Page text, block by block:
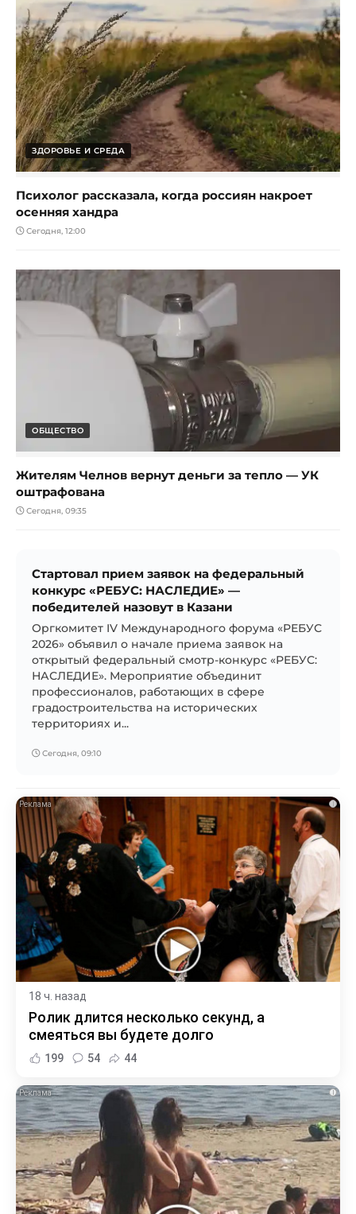
ЗДОРОВЬЕ И СРЕДА
Психолог рассказала, когда россиян накроет
осенняя хандра
Сегодня, 12:00
ОБЩЕСТВО
Жителям Челнов вернут деньги за тепло — УК
оштрафована
Сегодня, 09:35
Стартовал прием заявок на федеральный
конкурс «РЕБУС: НАСЛЕДИЕ» —
победителей назовут в Казани
Оргкомитет IV Международного форума «РЕБУС
2026» объявил о начале приема заявок на
открытый федеральный смотр-конкурс «РЕБУС:
НАСЛЕДИЕ». Мероприятие объединит
профессионалов, работающих в сфере
градостроительства на исторических
территориях и...
Сегодня, 09:10
i
18 ч. назад
Ролик длится несколько секунд, а
смеяться вы будете долго
199 54 44
i